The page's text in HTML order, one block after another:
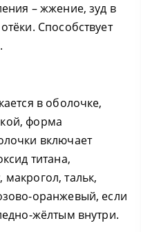
– жжение, зуд в
Способствует
в оболочке,
форма
включает
титана,
тальк,
оранжевый, если
жёлтым внутри.